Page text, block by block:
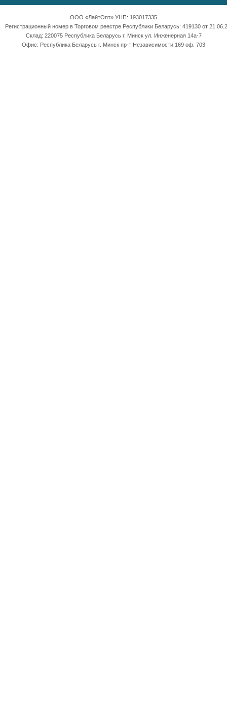
ООО «ЛайтОпт» УНП: 193017335
Регистрационный номер в Торговом реестре Республики Беларусь: 419130 от
Склад: 220075 Республика Беларусь г. Минск ул. Инженерная 14а-7
Офис: Республика Беларусь г. Минск пр-т Независимости 169 оф. 703